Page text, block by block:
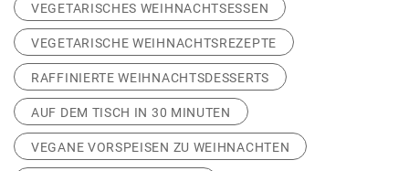
VEGETARISCHES WEIHNACHTSESSEN
VEGETARISCHE WEIHNACHTSREZEPTE
RAFFINIERTE WEIHNACHTSDESSERTS
AUF DEM TISCH IN 30 MINUTEN
VEGANE VORSPEISEN ZU WEIHNACHTEN